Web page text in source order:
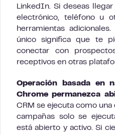
LinkedIn. Si deseas
electrónico, teléfono u
herramientas
único significa que te
conectar con
receptivos en otras
Operación basada en
Chrome permanezca
CRM se ejecuta como
campañas solo se
está abierto y activo. Si